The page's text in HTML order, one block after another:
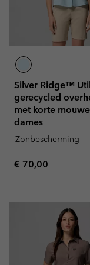
Silver Ridge™
gerecycled
met korte
dames
Zonbescherming
Regular price:
€ 70,00